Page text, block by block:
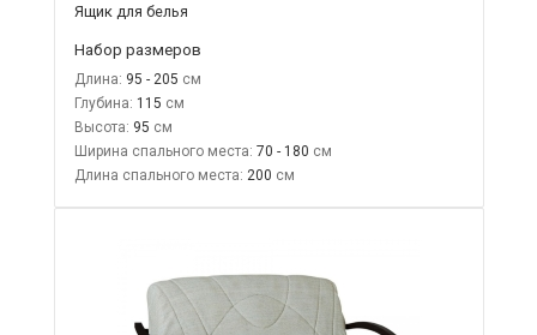
Ящик для белья
Набор размеров
Длина: 95 - 205
Глубина: 115
Высота: 95
Ширина спального места: 70 - 180
Длина спального места: 200